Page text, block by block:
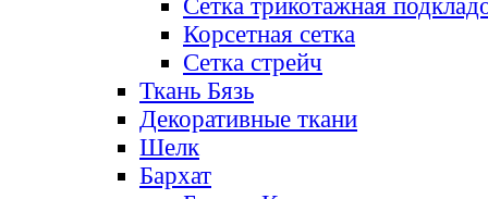
Сетка трикотажная
Корсетная сетка
Сетка стрейч
Ткань Бязь
Декоративные ткани
Шелк
Бархат